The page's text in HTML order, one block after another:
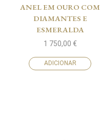
ANEL EM OURO COM
DIAMANTES E
ESMERALDA
1 750,00 €
ADICIONAR